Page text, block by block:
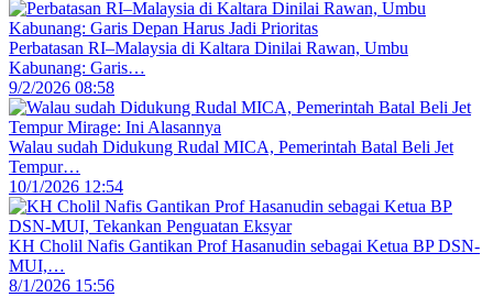
Perbatasan RI–Malaysia di Kaltara Dinilai Rawan, Umbu
Kabunang: Garis…
9/2/2026 08:58
Walau sudah Didukung Rudal MICA, Pemerintah Batal Beli Jet
Tempur…
10/1/2026 12:54
KH Cholil Nafis Gantikan Prof Hasanudin sebagai Ketua BP DSN-
MUI,…
8/1/2026 15:56